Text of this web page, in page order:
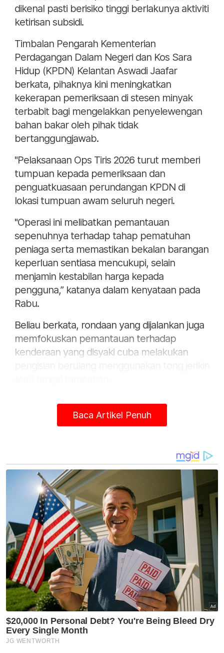
dikenal pasti berisiko tinggi berlakunya aktiviti
ketirisan subsidi.
Timbalan Pengarah Kementerian
Perdagangan Dalam Negeri dan Kos Sara
Hidup (KPDN) Kelantan Aswadi Jaafar
berkata, pihaknya kini meningkatkan
kekerapan pemeriksaan di stesen minyak
terbabit bagi mengelakkan penyelewengan
bahan bakar oleh pihak tidak
bertanggungjawab.
"Pelaksanaan Ops Tiris 2026 turut memberi
tumpuan kepada pemeriksaan dan
penguatkuasaan perundangan KPDN di
lokasi tumpuan awam seluruh negeri.
"Operasi ini melibatkan pemantauan
sepenuhnya terhadap tahap pematuhan
peniaga serta memastikan bekalan barangan
keperluan sentiasa mencukupi, selain
menjamin kestabilan harga kepada
pengguna,” katanya dalam kenyataan pada
Rabu.
Beliau berkata, rondaan yang dijalankan juga
memfokuskan pemantauan terhadap
kenderaan yang disyaki cuba melakukan
"Selain itu, pemeriksaan turut dijalankan ke
atas pemegang permit dan pemborong yang
dikeluarkan oleh KPDN bagi memastikan
"KPDN tidak akan berkompromi terhadap
sebarang bentuk ketirisan dan
penyalahgunaan subsidi, khususnya dalam
situasi semasa yang memerlukan kawalan
Baca Artikel Penuh